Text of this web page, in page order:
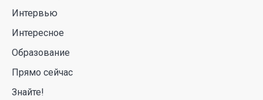
Интервью
Интересное
Образование
Прямо сейчас
Знайте!